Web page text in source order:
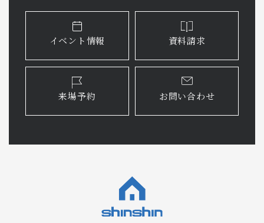
イベント情報 資料請求
来場予約 お問い合わせ